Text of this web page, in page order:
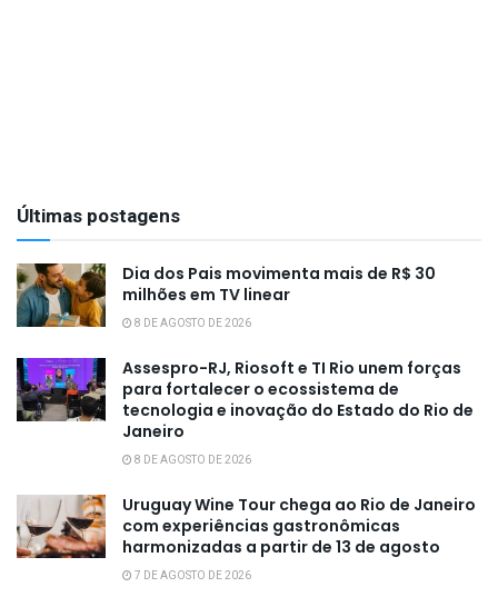
Últimas postagens
Dia dos Pais movimenta mais de R$ 30
milhões em TV linear
8 DE AGOSTO DE 2026
Assespro-RJ, Riosoft e TI Rio unem forças
para fortalecer o ecossistema de
tecnologia e inovação do Estado do Rio de
Janeiro
8 DE AGOSTO DE 2026
Uruguay Wine Tour chega ao Rio de Janeiro
com experiências gastronômicas
harmonizadas a partir de 13 de agosto
7 DE AGOSTO DE 2026